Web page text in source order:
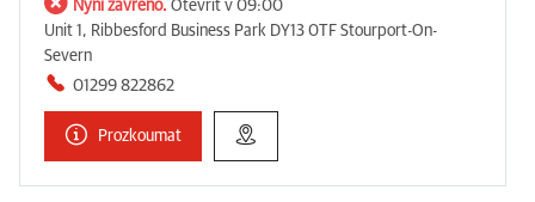
Nyní zavřeno. Otevřít v 09:00
Unit 1, Ribbesford Business Park DY13 0TF Stourport-On-
Severn
01299 822862
Prozkoumat